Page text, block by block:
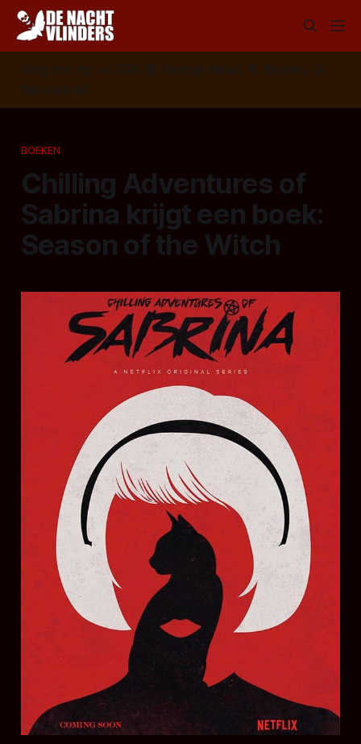
Volg ons op: 📣 RSS 📰 Google News 🦋 Bluesky
✉️
Nieuwsbrief
BOEKEN
Chilling Adventures of
Sabrina krijgt een boek:
Season of the Witch